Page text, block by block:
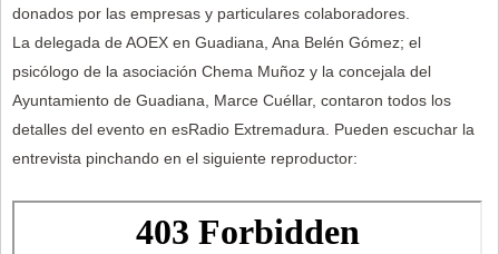
donados por las empresas y particulares colaboradores.
La delegada de AOEX en Guadiana, Ana Belén Gómez; el
psicólogo de la asociación Chema Muñoz y la concejala del
Ayuntamiento de Guadiana, Marce Cuéllar, contaron todos los
detalles del evento en esRadio Extremadura. Pueden escuchar la
entrevista pinchando en el siguiente reproductor: